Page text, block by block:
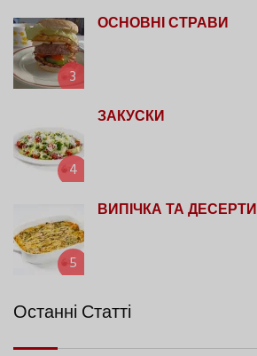
3
ОСНОВНІ СТРАВИ
4
ЗАКУСКИ
5
ВИПІЧКА ТА ДЕСЕРТИ
Останні Статті